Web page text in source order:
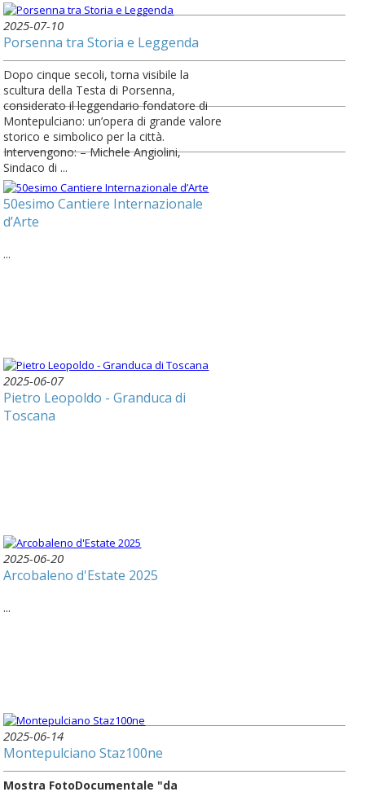
2025-07-10
Porsenna tra Storia e Leggenda
Dopo cinque secoli, torna visibile la
scultura della Testa di Porsenna,
considerato il leggendario fondatore di
Montepulciano: un’opera di grande valore
storico e simbolico per la città.
Intervengono: – Michele Angiolini,
Sindaco di ...
50esimo Cantiere Internazionale
d’Arte
...
2025-06-07
Pietro Leopoldo - Granduca di
Toscana
2025-06-20
Arcobaleno d'Estate 2025
...
2025-06-14
Montepulciano Staz100ne
Mostra FotoDocumentale "da